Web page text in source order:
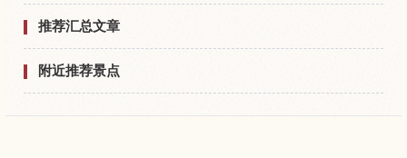
推荐汇总文章
附近推荐景点